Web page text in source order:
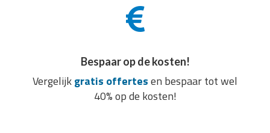
Bespaar op de kosten!
Vergelijkgratis offertesen bespaar tot wel
40% op de kosten!